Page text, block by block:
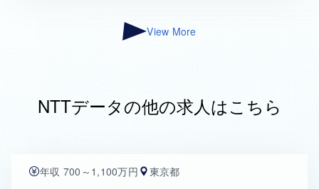
View More
NTTデータの他の求人はこちら
年収 700～1,100万円 東京都